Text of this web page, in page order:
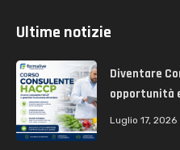
Ultime notizie
Diventare
opportunità
Luglio 17, 2026